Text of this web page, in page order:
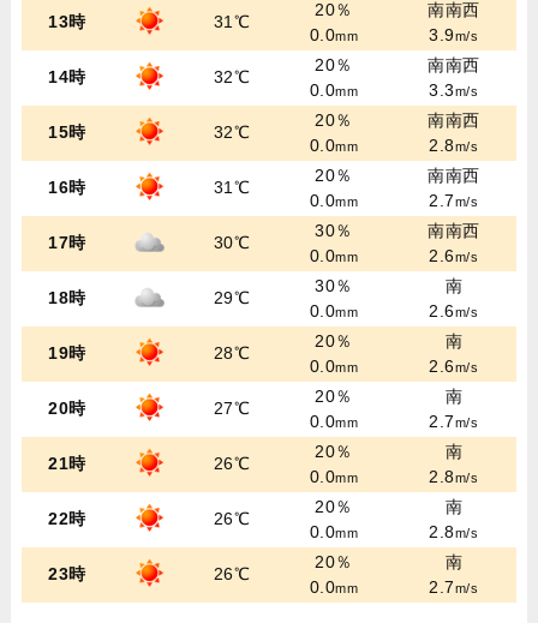
13時 31℃
20％
0.0mm
南南西
3.9m/s
14時 32℃
20％
0.0mm
南南西
3.3m/s
15時 32℃
20％
0.0mm
南南西
2.8m/s
16時 31℃
20％
0.0mm
南南西
2.7m/s
17時 30℃
30％
0.0mm
南南西
2.6m/s
18時 29℃
30％
0.0mm
南
2.6m/s
19時 28℃
20％
0.0mm
南
2.6m/s
20時 27℃
20％
0.0mm
南
2.7m/s
21時 26℃
20％
0.0mm
南
2.8m/s
22時 26℃
20％
0.0mm
南
2.8m/s
23時 26℃
20％
0.0mm
南
2.7m/s